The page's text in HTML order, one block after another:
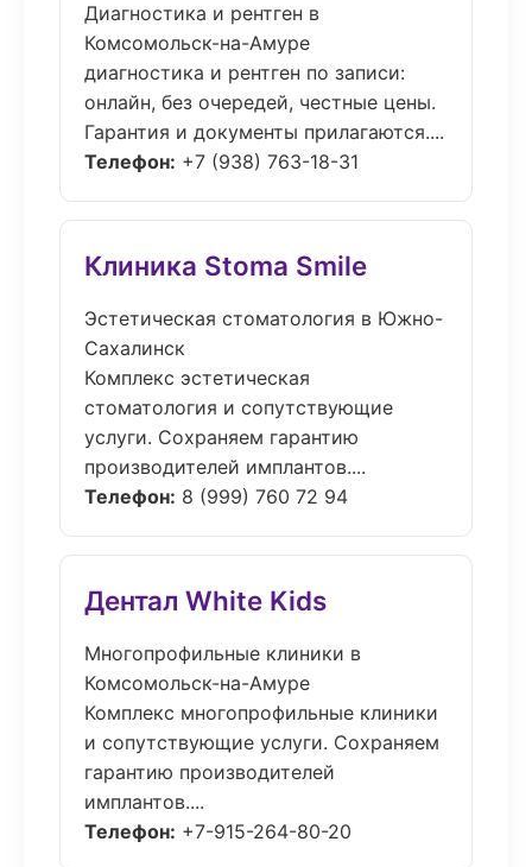
Диагностика и рентген в
Комсомольск-на-Амуре
диагностика и рентген по записи:
онлайн, без очередей, честные цены.
Гарантия и документы прилагаются....
Телефон: +7 (938) 763-18-31
Клиника Stoma Smile
Эстетическая стоматология в Южно-
Сахалинск
Комплекс эстетическая
стоматология и сопутствующие
услуги. Сохраняем гарантию
производителей имплантов....
Телефон: 8 (999) 760 72 94
Дентал White Kids
Многопрофильные клиники в
Комсомольск-на-Амуре
Комплекс многопрофильные клиники
и сопутствующие услуги. Сохраняем
гарантию производителей
имплантов....
Телефон: +7-915-264-80-20